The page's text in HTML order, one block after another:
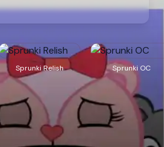
Sprunki Relish Sprunki OC